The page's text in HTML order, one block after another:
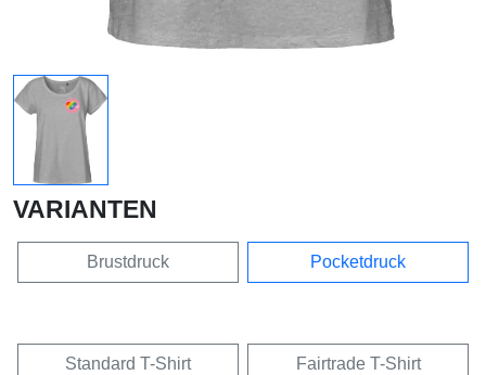
VARIANTEN
Brustdruck Pocketdruck
Standard T-Shirt Fairtrade T-Shirt